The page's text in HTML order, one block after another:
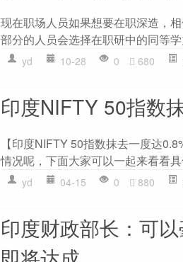
现在职场人员如果想要在职深造，
部分的人员会选择在职研中的同等
yd 10-28 0 680
印度NIFTY 50指数
【印度NIFTY 50指数抹去一度达
情况呢，下面大家可以一起来看看
yd 04-15 0 880
印度财政部长：可